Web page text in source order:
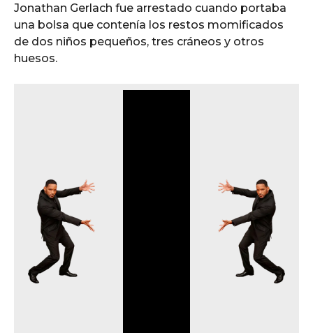
Jonathan Gerlach fue arrestado cuando portaba
una bolsa que contenía los restos momificados
de dos niños pequeños, tres cráneos y otros
huesos.